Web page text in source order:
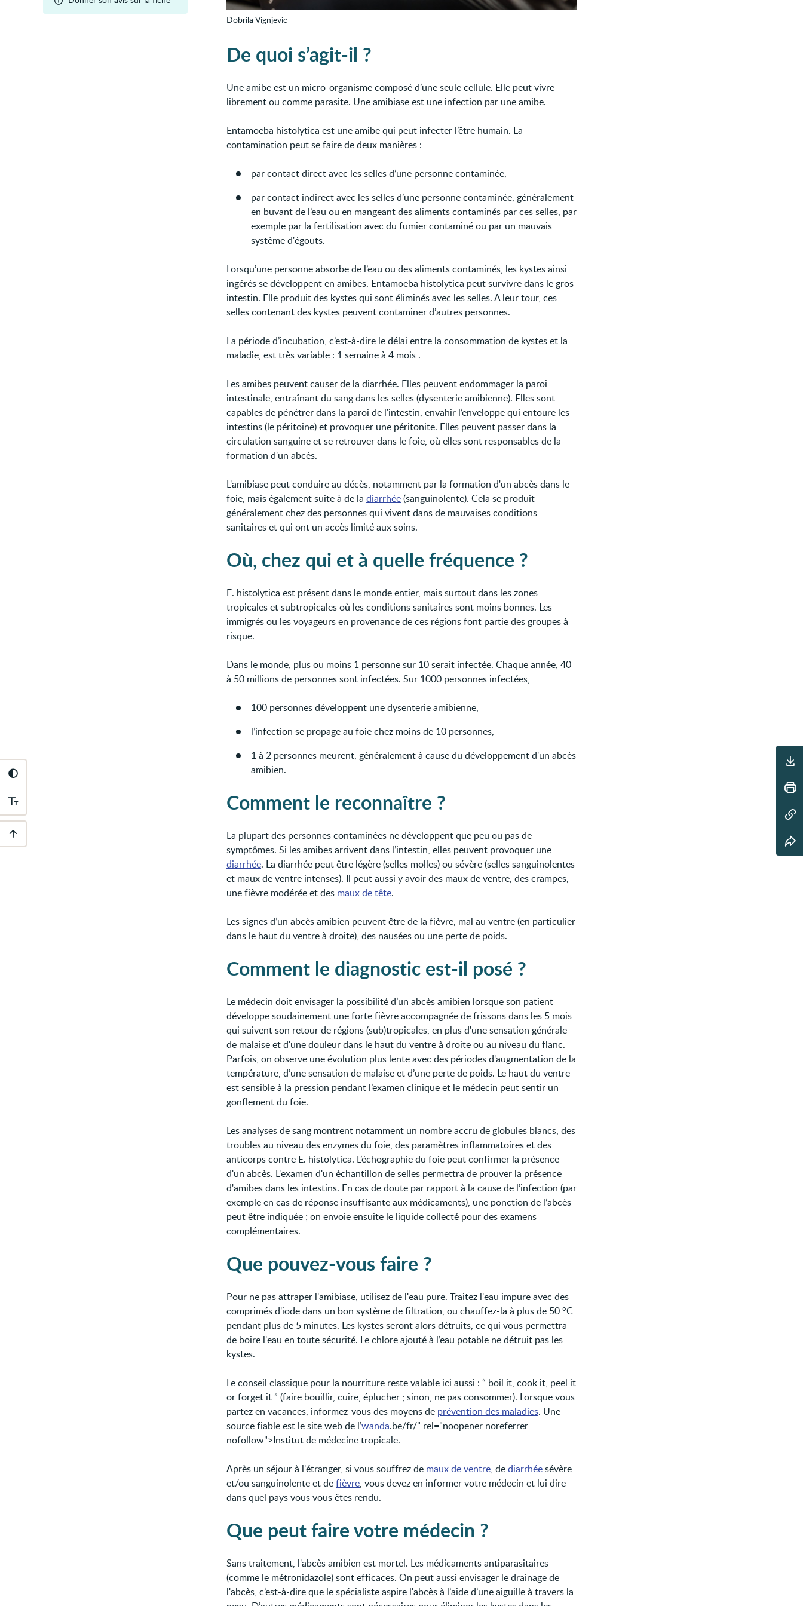
Outils
d'accessibilité
Descendre
Outils
Dobrila Vignjevic
De quoi s’agit-il ?
Une amibe est un micro-organisme composé d’une seule cellule. Elle peut vivre
librement ou comme parasite. Une amibiase est une infection par une amibe.
Entamoeba histolytica est une amibe qui peut infecter l’être humain. La
contamination peut se faire de deux manières :
par contact direct avec les selles d’une personne contaminée,
par contact indirect avec les selles d’une personne contaminée, généralement
en buvant de l’eau ou en mangeant des aliments contaminés par ces selles, par
exemple par la fertilisation avec du fumier contaminé ou par un mauvais
système d'égouts.
Lorsqu’une personne absorbe de l’eau ou des aliments contaminés, les kystes ainsi
ingérés se développent en amibes. Entamoeba histolytica peut survivre dans le gros
intestin. Elle produit des kystes qui sont éliminés avec les selles. A leur tour, ces
selles contenant des kystes peuvent contaminer d’autres personnes.
La période d’incubation, c’est-à-dire le délai entre la consommation de kystes et la
maladie, est très variable : 1 semaine à 4 mois .
Les amibes peuvent causer de la diarrhée. Elles peuvent endommager la paroi
intestinale, entraînant du sang dans les selles (dysenterie amibienne). Elles sont
capables de pénétrer dans la paroi de l'intestin, envahir l’enveloppe qui entoure les
intestins (le péritoine) et provoquer une péritonite. Elles peuvent passer dans la
circulation sanguine et se retrouver dans le foie, où elles sont responsables de la
formation d'un abcès.
L'amibiase peut conduire au décès, notamment par la formation d'un abcès dans le
foie, mais également suite à de la diarrhée(sanguinolente). Cela se produit
généralement chez des personnes qui vivent dans de mauvaises conditions
sanitaires et qui ont un accès limité aux soins.
Où, chez qui et à quelle fréquence ?
E. histolytica est présent dans le monde entier, mais surtout dans les zones
tropicales et subtropicales où les conditions sanitaires sont moins bonnes. Les
immigrés ou les voyageurs en provenance de ces régions font partie des groupes à
risque.
Dans le monde, plus ou moins 1 personne sur 10 serait infectée. Chaque année, 40
à 50 millions de personnes sont infectées. Sur 1000 personnes infectées,
100 personnes développent une dysenterie amibienne,
l’infection se propage au foie chez moins de 10 personnes,
1 à 2 personnes meurent, généralement à cause du développement d'un abcès
amibien.
Comment le reconnaître ?
La plupart des personnes contaminées ne développent que peu ou pas de
symptômes. Si les amibes arrivent dans l’intestin, elles peuvent provoquer une
diarrhée. La diarrhée peut être légère (selles molles) ou sévère (selles sanguinolentes
et maux de ventre intenses). Il peut aussi y avoir des maux de ventre, des crampes,
une fièvre modérée et des maux de tête.
Les signes d’un abcès amibien peuvent être de la fièvre, mal au ventre (en particulier
dans le haut du ventre à droite), des nausées ou une perte de poids.
Comment le diagnostic est-il posé ?
Le médecin doit envisager la possibilité d’un abcès amibien lorsque son patient
développe soudainement une forte fièvre accompagnée de frissons dans les 5 mois
qui suivent son retour de régions (sub)tropicales, en plus d'une sensation générale
de malaise et d'une douleur dans le haut du ventre à droite ou au niveau du flanc.
Parfois, on observe une évolution plus lente avec des périodes d'augmentation de la
température, d’une sensation de malaise et d’une perte de poids. Le haut du ventre
est sensible à la pression pendant l’examen clinique et le médecin peut sentir un
gonflement du foie.
Les analyses de sang montrent notamment un nombre accru de globules blancs, des
troubles au niveau des enzymes du foie, des paramètres inflammatoires et des
anticorps contre E. histolytica. L’échographie du foie peut confirmer la présence
d'un abcès. L'examen d'un échantillon de selles permettra de prouver la présence
d'amibes dans les intestins. En cas de doute par rapport à la cause de l’infection (par
exemple en cas de réponse insuffisante aux médicaments), une ponction de l’abcès
peut être indiquée ; on envoie ensuite le liquide collecté pour des examens
complémentaires.
Que pouvez-vous faire ?
Pour ne pas attraper l'amibiase, utilisez de l'eau pure. Traitez l'eau impure avec des
comprimés d'iode dans un bon système de filtration, ou chauffez-la à plus de 50 °C
pendant plus de 5 minutes. Les kystes seront alors détruits, ce qui vous permettra
de boire l'eau en toute sécurité. Le chlore ajouté à l’eau potable ne détruit pas les
kystes.
Le conseil classique pour la nourriture reste valable ici aussi : “ boil it, cook it, peel it
or forget it ” (faire bouillir, cuire, éplucher ; sinon, ne pas consommer). Lorsque vous
partez en vacances, informez-vous des moyens de prévention des maladies. Une
source fiable est le site web de l’wanda.be/fr/" rel="noopener noreferrer
nofollow">Institut de médecine tropicale.
Après un séjour à l'étranger, si vous souffrez de maux de ventre, dediarrhéesévère
et/ou sanguinolente et defièvre, vous devez en informer votre médecin et lui dire
dans quel pays vous vous êtes rendu.
Que peut faire votre médecin ?
Sans traitement, l'abcès amibien est mortel. Les médicaments antiparasitaires
(comme le métronidazole) sont efficaces. On peut aussi envisager le drainage de
l'abcès, c’est-à-dire que le spécialiste aspire l'abcès à l’aide d’une aiguille à travers la